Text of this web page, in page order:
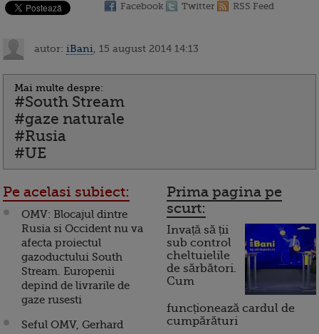
Facebook Twitter RSS Feed
autor: iBani , 15 august 2014 14:13
Mai multe despre:
#South Stream
#gaze naturale
#Rusia
#UE
Pe acelasi subiect:
OMV: Blocajul dintre
Rusia si Occident nu va
afecta proiectul
gazoductului South
Stream. Europenii
depind de livrarile de
gaze rusesti
Seful OMV, Gerhard
Prima pagina pe
scurt:
Invață să ții
sub control
cheltuielile
de sărbători.
Cum
funcționează cardul de
cumpărături